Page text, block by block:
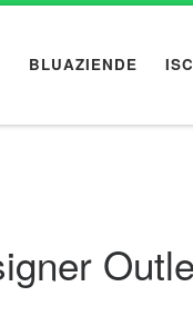
BLUAZIENDE